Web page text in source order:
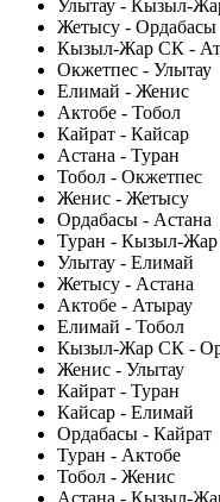
Улытау - Кызыл-
Жетысу - Ордабасы
Кызыл-Жар СК -
Окжетпес - Улытау
Елимай - Женис
Актобе - Тобол
Кайрат - Кайсар
Астана - Туран
Тобол - Окжетпес
Женис - Жетысу
Ордабасы - Астана
Туран - Кызыл-
Улытау - Елимай
Жетысу - Астана
Актобе - Атырау
Елимай - Тобол
Кызыл-Жар СК -
Женис - Улытау
Кайрат - Туран
Кайсар - Елимай
Ордабасы - Кайрат
Туран - Актобе
Тобол - Женис